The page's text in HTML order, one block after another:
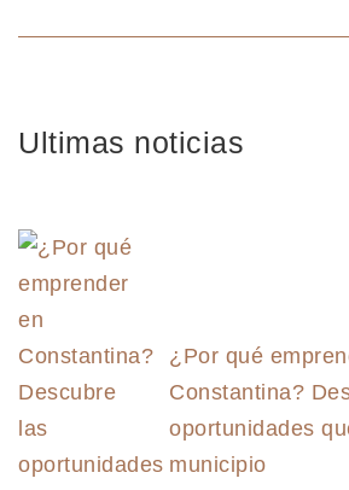
Ultimas noticias
¿Por qué
Constantina?
oportunidades
municipio